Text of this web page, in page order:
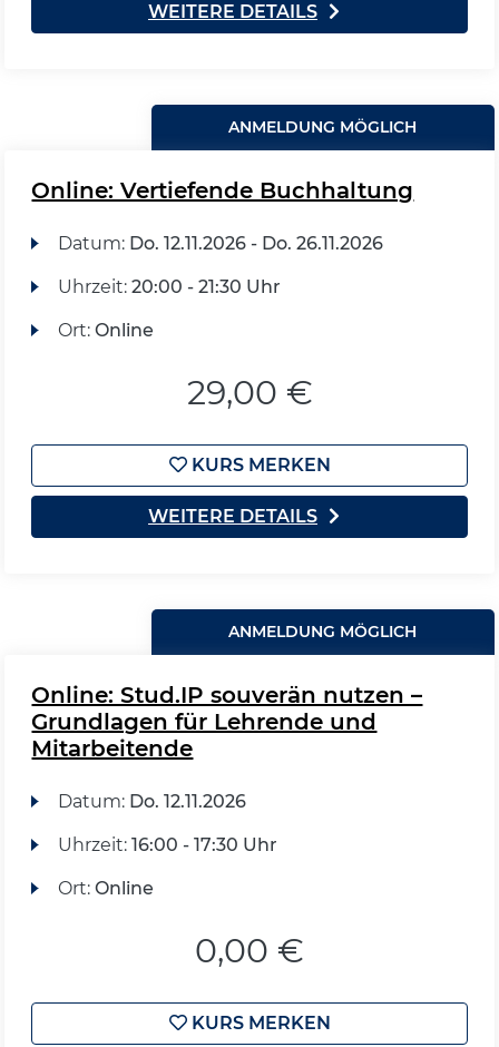
WEITERE DETAILS
ANMELDUNG MÖGLICH
Online: Vertiefende Buchhaltung
Datum: Do. 12.11.2026 - Do. 26.11.2026
Uhrzeit: 20:00 - 21:30 Uhr
Ort: Online
29,00 €
KURS MERKEN
WEITERE DETAILS
ANMELDUNG MÖGLICH
Online: Stud.IP souverän nutzen –
Grundlagen für Lehrende und
Mitarbeitende
Datum: Do. 12.11.2026
Uhrzeit: 16:00 - 17:30 Uhr
Ort: Online
0,00 €
KURS MERKEN